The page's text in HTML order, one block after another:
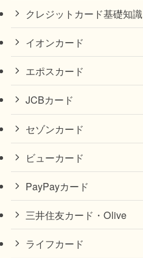
クレジットカード基礎知識
イオンカード
エポスカード
JCBカード
セゾンカード
ビューカード
PayPayカード
三井住友カード・Olive
ライフカード